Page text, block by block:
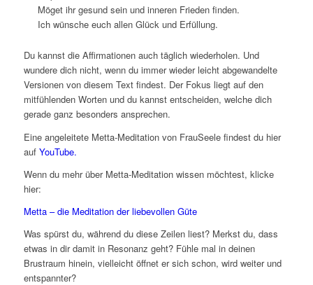
Möget ihr gesund sein und inneren Frieden finden.
Ich wünsche euch allen Glück und Erfüllung.
Du kannst die Affirmationen auch täglich wiederholen. Und
wundere dich nicht, wenn du immer wieder leicht abgewandelte
Versionen von diesem Text findest. Der Fokus liegt auf den
mitfühlenden Worten und du kannst entscheiden, welche dich
gerade ganz besonders ansprechen.
Eine angeleitete Metta-Meditation von FrauSeele findest du hier
auf YouTube.
Wenn du mehr über Metta-Meditation wissen möchtest, klicke
hier:
Metta – die Meditation der liebevollen Güte
Was spürst du, während du diese Zeilen liest? Merkst du, dass
etwas in dir damit in Resonanz geht? Fühle mal in deinen
Brustraum hinein, vielleicht öffnet er sich schon, wird weiter und
entspannter?